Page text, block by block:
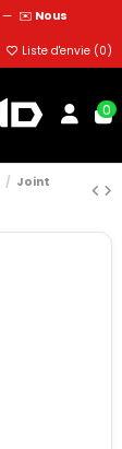
— ✉️ Nous
Liste d'envie (0)
0
Joint